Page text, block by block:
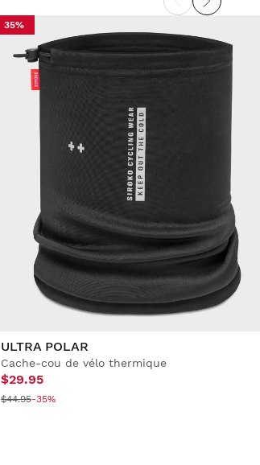
35%
ULTRA POLAR
Cache-cou de vélo thermique
$29.95
$44.95-35%